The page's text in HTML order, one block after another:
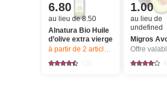
6.80
au lieu de 8.50
Alnatura Bio Huile
d’olive extra vierge
à partir de 2 articles, Offre valable
1.00
au lieu de
undefined
Migros